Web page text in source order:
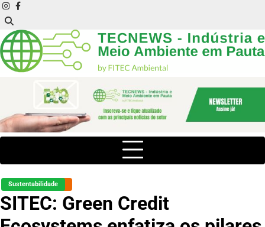
Skip
to
content
instagram
facebook
Sustentabilidade
SITEC: Green Credit